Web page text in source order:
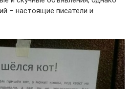
– настоящие писатели и